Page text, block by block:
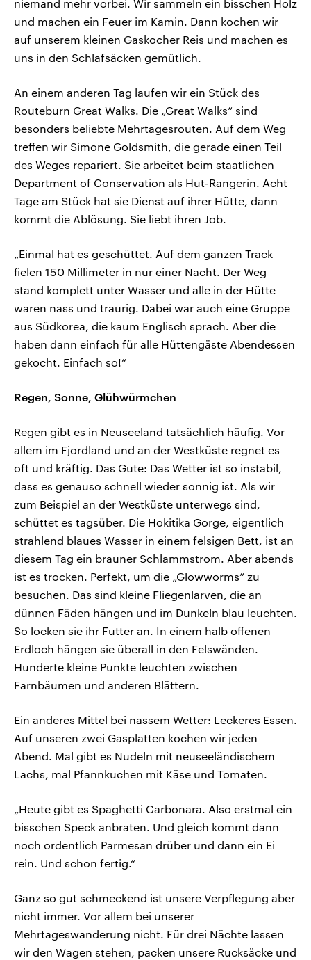
niemand mehr vorbei. Wir sammeln ein bisschen Holz
und machen ein Feuer im Kamin. Dann kochen wir
auf unserem kleinen Gaskocher Reis und machen es
uns in den Schlafsäcken gemütlich.
An einem anderen Tag laufen wir ein Stück des
Routeburn Great Walks. Die „Great Walks“ sind
besonders beliebte Mehrtagesrouten. Auf dem Weg
treffen wir Simone Goldsmith, die gerade einen Teil
des Weges repariert. Sie arbeitet beim staatlichen
Department of Conservation als Hut-Rangerin. Acht
Tage am Stück hat sie Dienst auf ihrer Hütte, dann
kommt die Ablösung. Sie liebt ihren Job.
„Einmal hat es geschüttet. Auf dem ganzen Track
fielen 150 Millimeter in nur einer Nacht. Der Weg
stand komplett unter Wasser und alle in der Hütte
waren nass und traurig. Dabei war auch eine Gruppe
aus Südkorea, die kaum Englisch sprach. Aber die
haben dann einfach für alle Hüttengäste Abendessen
gekocht. Einfach so!“
Regen, Sonne, Glühwürmchen
Regen gibt es in Neuseeland tatsächlich häufig. Vor
allem im Fjordland und an der Westküste regnet es
oft und kräftig. Das Gute: Das Wetter ist so instabil,
dass es genauso schnell wieder sonnig ist. Als wir
zum Beispiel an der Westküste unterwegs sind,
schüttet es tagsüber. Die Hokitika Gorge, eigentlich
strahlend blaues Wasser in einem felsigen Bett, ist an
diesem Tag ein brauner Schlammstrom. Aber abends
ist es trocken. Perfekt, um die „Glowworms“ zu
besuchen. Das sind kleine Fliegenlarven, die an
dünnen Fäden hängen und im Dunkeln blau leuchten.
So locken sie ihr Futter an. In einem halb offenen
Erdloch hängen sie überall in den Felswänden.
Hunderte kleine Punkte leuchten zwischen
Farnbäumen und anderen Blättern.
Ein anderes Mittel bei nassem Wetter: Leckeres Essen.
Auf unseren zwei Gasplatten kochen wir jeden
Abend. Mal gibt es Nudeln mit neuseeländischem
Lachs, mal Pfannkuchen mit Käse und Tomaten.
„Heute gibt es Spaghetti Carbonara. Also erstmal ein
bisschen Speck anbraten. Und gleich kommt dann
noch ordentlich Parmesan drüber und dann ein Ei
rein. Und schon fertig.“
Ganz so gut schmeckend ist unsere Verpflegung aber
nicht immer. Vor allem bei unserer
Mehrtageswanderung nicht. Für drei Nächte lassen
wir den Wagen stehen, packen unsere Rucksäcke und